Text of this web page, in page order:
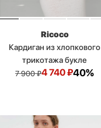
Ricoco
Кардиган из хлопкового
трикотажа букле
7 900₽4 740₽40%